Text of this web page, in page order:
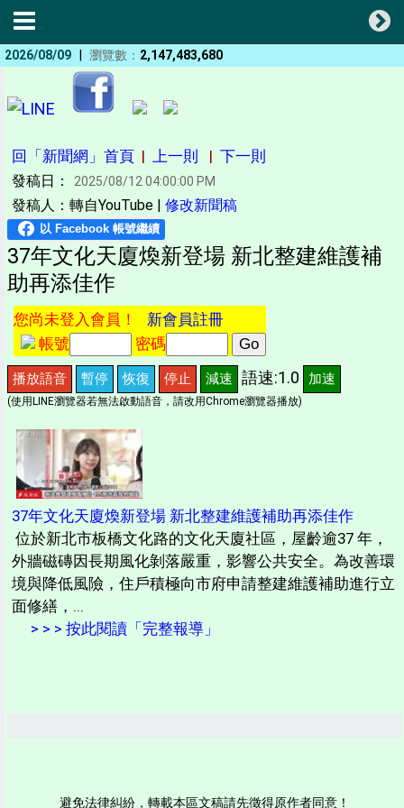
2026/08/09 | 瀏覽數： 2,147,483,680
回「新聞網」首頁 | 上一則 | 下一則
發稿日： 2025/08/12 04:00:00 PM
發稿人：轉自YouTube | 修改新聞稿
37年文化天廈煥新登場 新北整建維護補
助再添佳作
您尚未登入會員！ 新會員註冊
帳號
密碼
播放語音 暫停 恢復 停止 減速 語速:1.0 加速
(使用LINE瀏覽器若無法啟動語音，請改用Chrome瀏覽器播放)
37年文化天廈煥新登場 新北整建維護補助再添佳作
位於新北市板橋文化路的文化天廈社區，屋齡逾37 年，
外牆磁磚因長期風化剝落嚴重，影響公共安全。為改善環
境與降低風險，住戶積極向市府申請整建維護補助進行立
面修繕，...
> > > 按此閱讀「完整報導」
避免法律糾紛，轉載本區文稿請先徵得原作者同意！